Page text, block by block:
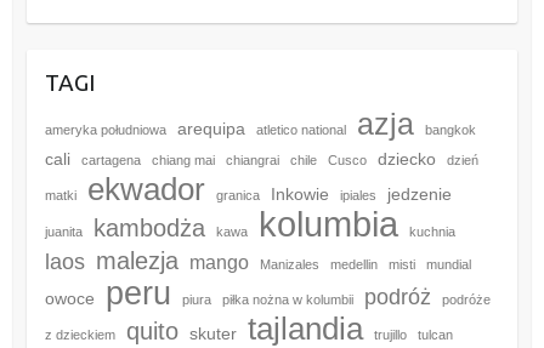
TAGI
ameryka południowa arequipa atletico national azja bangkok
cali cartagena chiang mai chiangrai chile Cusco dziecko dzień
matki ekwador granica Inkowie ipiales jedzenie
juanita kambodża kawa kolumbia kuchnia
laos malezja mango Manizales medellin misti mundial
owoce peru piura piłka nożna w kolumbii podróż podróże
z dzieckiem quito skuter tajlandia trujillo tulcan